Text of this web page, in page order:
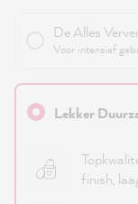
De Alles
Voor intensief
Lekker
finish,